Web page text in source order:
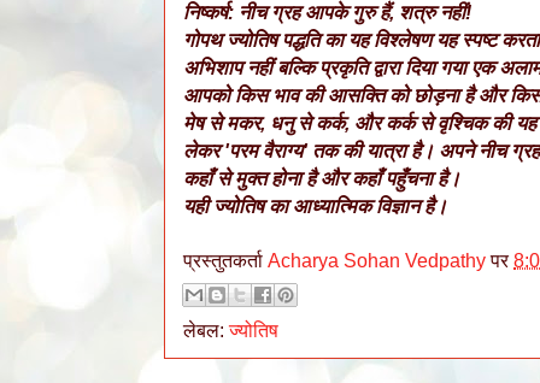
निष्कर्ष: नीच ग्रह आपके गुरु हैं, शत्रु नहीं!
गोपथ ज्योतिष पद्धति का यह विश्लेषण यह स्पष्ट
अभिशाप नहीं बल्कि प्रकृति द्वारा दिया गया एक
आपको किस भाव की आसक्ति को छोड़ना है और
मेष से मकर, धनु से कर्क, और कर्क से वृश्चिक की यह
लेकर 'परम वैराग्य' तक की यात्रा है। अपने नीच
कहाँ से मुक्त होना है और कहाँ पहुँचना है।
यही ज्योतिष का आध्यात्मिक विज्ञान है।
प्रस्तुतकर्ता Acharya Sohan Vedpathy पर
लेबल:ज्योतिष